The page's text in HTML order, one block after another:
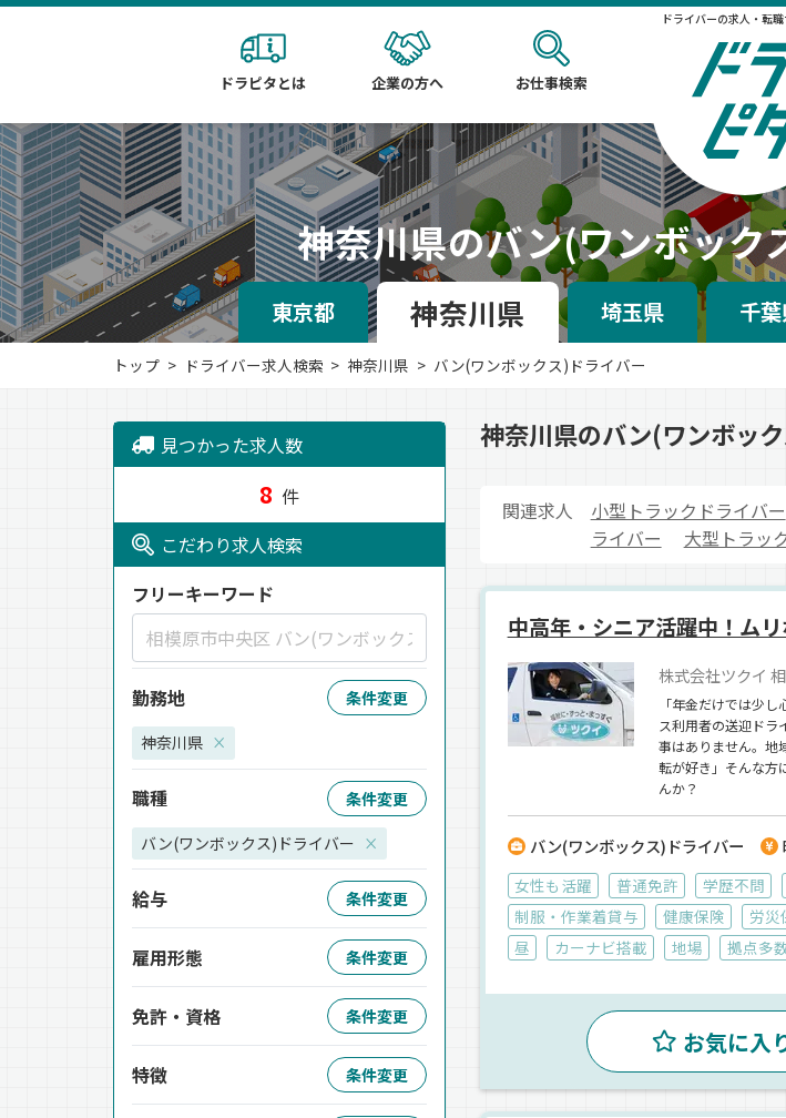
ドライバーの求人・転
ドラピタとは 企業の方へ お仕事検索
神奈川県のバン(ワンボック
東京都 神奈川県 埼玉県 千
トップ ドライバー求人検索 神奈川県 バン(ワンボックス)ドライバー
神奈川県のバン(ワンボッ
関連求人 小型トラックドライバー
ライバー
大型トラッ
中高年・シニア活躍中！ム
株式会社ツクイ
「年金だけでは少
ス利用者の送迎ドラ
事はありません。地
転が好き」そんな方
んか？
バン(ワンボックス)ドライバー
女性も活躍 普通免許 学歴不問
制服・作業着貸与
健康保険 労災
昼
カーナビ搭載 地場 拠点多
お気に入
見つかった求人数
8 件
こだわり求人検索
フリーキーワード
勤務地 条件変更
神奈川県 ×
職種 条件変更
バン(ワンボックス)ドライバー ×
給与 条件変更
雇用形態 条件変更
免許・資格 条件変更
特徴 条件変更